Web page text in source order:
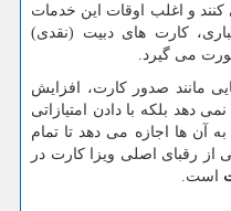
و اغلب اوقات این خدمات
کارت های دبیت (نقدی)
می گیرد.
مانند صدور کارت، افزایش
دهد بلکه با دادن امتیازاتی
به آن ها اجازه می دهد تا تمام
از رقبای اصلی ویزا کارت در
است.